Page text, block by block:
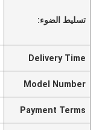
تسليط الضوء:
Delivery Time
Model Number
Payment Terms